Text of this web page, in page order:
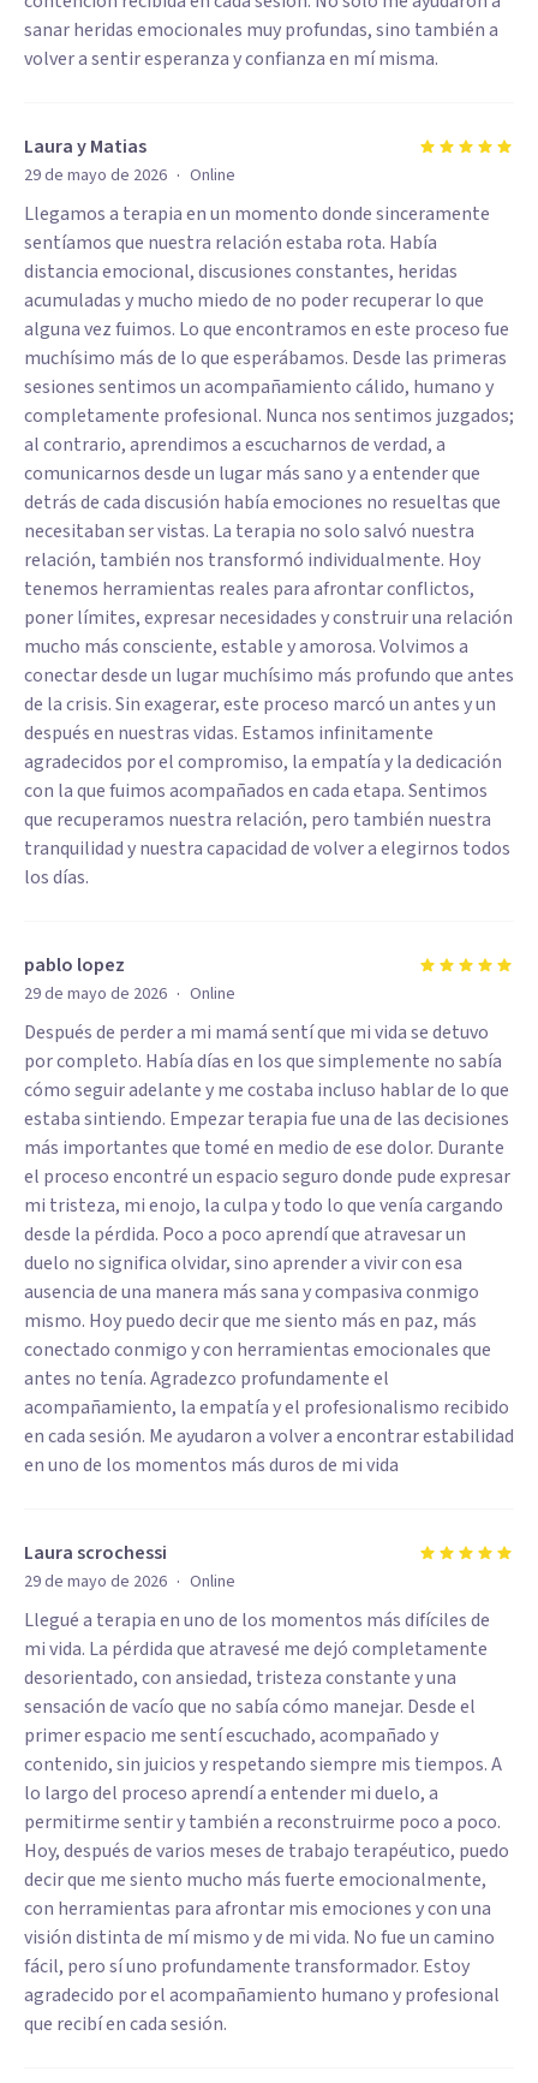
sanar heridas emocionales muy profundas, sino también a
volver a sentir esperanza y confianza en mí misma.
Laura y Matias
29 de mayo de 2026 · Online
Llegamos a terapia en un momento donde sinceramente
sentíamos que nuestra relación estaba rota. Había
distancia emocional, discusiones constantes, heridas
acumuladas y mucho miedo de no poder recuperar lo que
alguna vez fuimos. Lo que encontramos en este proceso fue
muchísimo más de lo que esperábamos. Desde las primeras
sesiones sentimos un acompañamiento cálido, humano y
completamente profesional. Nunca nos sentimos juzgados;
al contrario, aprendimos a escucharnos de verdad, a
comunicarnos desde un lugar más sano y a entender que
detrás de cada discusión había emociones no resueltas que
necesitaban ser vistas. La terapia no solo salvó nuestra
relación, también nos transformó individualmente. Hoy
tenemos herramientas reales para afrontar conflictos,
poner límites, expresar necesidades y construir una relación
mucho más consciente, estable y amorosa. Volvimos a
conectar desde un lugar muchísimo más profundo que antes
de la crisis. Sin exagerar, este proceso marcó un antes y un
después en nuestras vidas. Estamos infinitamente
agradecidos por el compromiso, la empatía y la dedicación
con la que fuimos acompañados en cada etapa. Sentimos
que recuperamos nuestra relación, pero también nuestra
tranquilidad y nuestra capacidad de volver a elegirnos todos
los días.
pablo lopez
29 de mayo de 2026 · Online
Después de perder a mi mamá sentí que mi vida se detuvo
por completo. Había días en los que simplemente no sabía
cómo seguir adelante y me costaba incluso hablar de lo que
estaba sintiendo. Empezar terapia fue una de las decisiones
más importantes que tomé en medio de ese dolor. Durante
el proceso encontré un espacio seguro donde pude expresar
mi tristeza, mi enojo, la culpa y todo lo que venía cargando
desde la pérdida. Poco a poco aprendí que atravesar un
duelo no significa olvidar, sino aprender a vivir con esa
ausencia de una manera más sana y compasiva conmigo
mismo. Hoy puedo decir que me siento más en paz, más
conectado conmigo y con herramientas emocionales que
antes no tenía. Agradezco profundamente el
acompañamiento, la empatía y el profesionalismo recibido
en cada sesión. Me ayudaron a volver a encontrar estabilidad
en uno de los momentos más duros de mi vida
Laura scrochessi
29 de mayo de 2026 · Online
Llegué a terapia en uno de los momentos más difíciles de
mi vida. La pérdida que atravesé me dejó completamente
desorientado, con ansiedad, tristeza constante y una
sensación de vacío que no sabía cómo manejar. Desde el
primer espacio me sentí escuchado, acompañado y
contenido, sin juicios y respetando siempre mis tiempos. A
lo largo del proceso aprendí a entender mi duelo, a
permitirme sentir y también a reconstruirme poco a poco.
Hoy, después de varios meses de trabajo terapéutico, puedo
decir que me siento mucho más fuerte emocionalmente,
con herramientas para afrontar mis emociones y con una
visión distinta de mí mismo y de mi vida. No fue un camino
fácil, pero sí uno profundamente transformador. Estoy
agradecido por el acompañamiento humano y profesional
que recibí en cada sesión.